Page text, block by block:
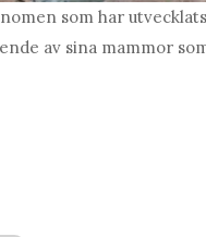
som har
av sina mammor